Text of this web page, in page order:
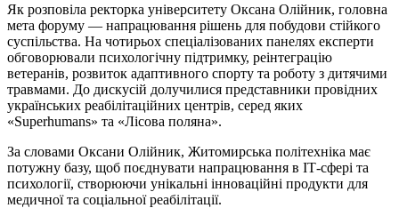
Як розповіла ректорка університету Оксана Олійник, головна
мета форуму — напрацювання рішень для побудови стійкого
суспільства. На чотирьох спеціалізованих панелях експерти
обговорювали психологічну підтримку, реінтеграцію
ветеранів, розвиток адаптивного спорту та роботу з дитячими
травмами. До дискусій долучилися представники провідних
українських реабілітаційних центрів, серед яких
«Superhumans» та «Лісова поляна».
За словами Оксани Олійник, Житомирська політехніка має
потужну базу, щоб поєднувати напрацювання в ІТ-сфері та
психології, створюючи унікальні інноваційні продукти для
медичної та соціальної реабілітації.